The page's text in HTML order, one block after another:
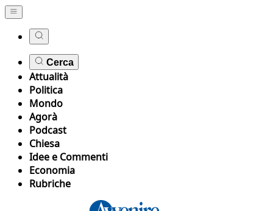
Cerca
Attualità
Politica
Mondo
Agorà
Podcast
Chiesa
Idee e Commenti
Economia
Rubriche